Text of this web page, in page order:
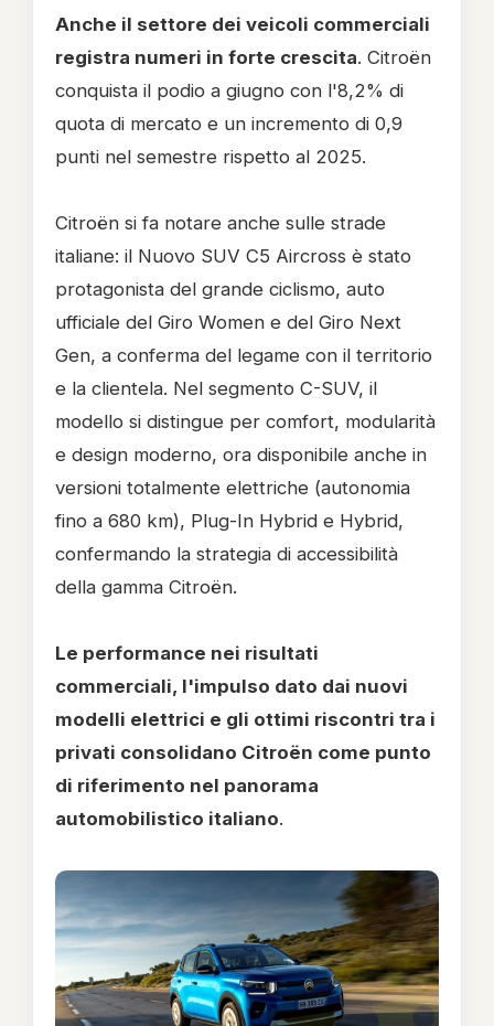
Anche il settore dei veicoli commerciali
registra numeri in forte crescita. Citroën
conquista il podio a giugno con l'8,2% di
quota di mercato e un incremento di 0,9
punti nel semestre rispetto al 2025.
Citroën si fa notare anche sulle strade
italiane: il Nuovo SUV C5 Aircross è stato
protagonista del grande ciclismo, auto
ufficiale del Giro Women e del Giro Next
Gen, a conferma del legame con il territorio
e la clientela. Nel segmento C-SUV, il
modello si distingue per comfort, modularità
e design moderno, ora disponibile anche in
versioni totalmente elettriche (autonomia
fino a 680 km), Plug-In Hybrid e Hybrid,
confermando la strategia di accessibilità
della gamma Citroën.
Le performance nei risultati
commerciali, l'impulso dato dai nuovi
modelli elettrici e gli ottimi riscontri tra i
privati consolidano Citroën come punto
di riferimento nel panorama
automobilistico italiano.